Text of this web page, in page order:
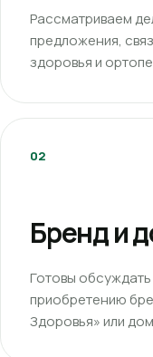
Рассматриваем
предложения,
здоровья и
02
Бренд и
Готовы
приобретению
Здоровья» или